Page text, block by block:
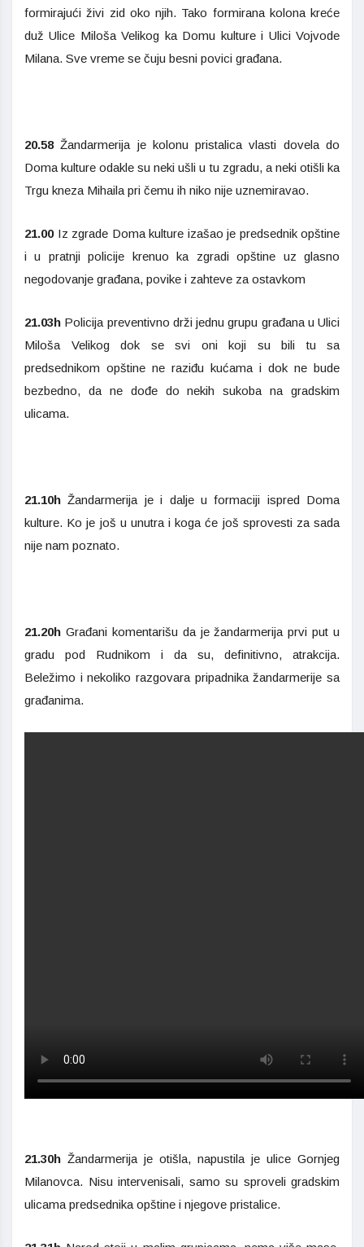
formirajući živi zid oko njih. Tako formirana kolona kreće
duž Ulice Miloša Velikog ka Domu kulture i Ulici Vojvode
Milana. Sve vreme se čuju besni povici građana.
20.58Žandarmerija je kolonu pristalica vlasti dovela do
Doma kulture odakle su neki ušli u tu zgradu, a neki otišli ka
Trgu kneza Mihaila pri čemu ih niko nije uznemiravao.
21.00 Iz zgrade Doma kulture izašao je predsednik opštine
i u pratnji policije krenuo ka zgradi opštine uz glasno
negodovanje građana, povike i zahteve za ostavkom
21.03h Policija preventivno drži jednu grupu građana u Ulici
Miloša Velikog dok se svi oni koji su bili tu sa
predsednikom opštine ne raziđu kućama i dok ne bude
bezbedno, da ne dođe do nekih sukoba na gradskim
ulicama.
21.10h Žandarmerija je i dalje u formaciji ispred Doma
kulture. Ko je još u unutra i koga će još sprovesti za sada
nije nam poznato.
21.20h Građani komentarišu da je žandarmerija prvi put u
gradu pod Rudnikom i da su, definitivno, atrakcija.
Beležimo i nekoliko razgovara pripadnika žandarmerije sa
građanima.
21.30h Žandarmerija je otišla, napustila je ulice Gornjeg
Milanovca. Nisu intervenisali, samo su sproveli gradskim
ulicama predsednika opštine i njegove pristalice.